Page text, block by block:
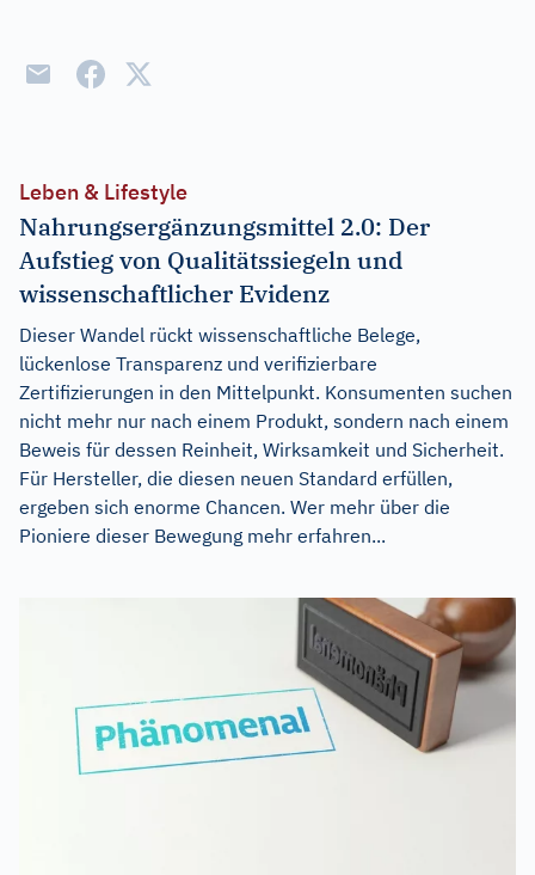
Leben & Lifestyle
Nahrungsergänzungsmittel 2.0: Der
Aufstieg von Qualitätssiegeln und
wissenschaftlicher Evidenz
Dieser Wandel rückt wissenschaftliche Belege,
lückenlose Transparenz und verifizierbare
Zertifizierungen in den Mittelpunkt. Konsumenten suchen
nicht mehr nur nach einem Produkt, sondern nach einem
Beweis für dessen Reinheit, Wirksamkeit und Sicherheit.
Für Hersteller, die diesen neuen Standard erfüllen,
ergeben sich enorme Chancen. Wer mehr über die
Pioniere dieser Bewegung mehr erfahren...